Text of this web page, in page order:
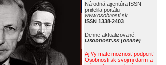
Národná agentúra ISSN
pridelila portálu
www.osobnosti.sk
ISSN 1338-2403
Denne aktualizované.
Osobnosti.sk (online)
Aj Vy máte možnosť podporiť
Osobnosti.sk svojimi darmi a